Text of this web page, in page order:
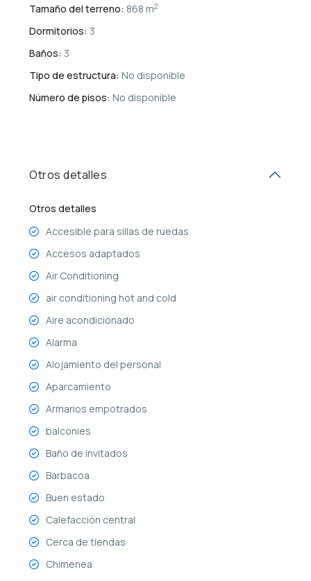
Tamaño del terreno: 868 m2
Dormitorios: 3
Baños: 3
Tipo de estructura: No disponible
Número de pisos: No disponible
Otros detalles
Otros detalles
Accesible para sillas de ruedas
Accesos adaptados
Air Conditioning
air conditioning hot and cold
Aire acondicionado
Alarma
Alojamiento del personal
Aparcamiento
Armarios empotrados
balconies
Baño de invitados
Barbacoa
Buen estado
Calefacción central
Cerca de tiendas
Chimenea